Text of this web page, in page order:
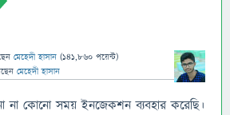
মেহেদী হাসান (141,860 পয়েন্ট)
মেহেদী হাসান
না কোনো সময় ইনজেকশন ব্যবহার করেছি।